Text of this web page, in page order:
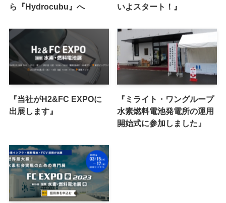
ら『Hydrocubu』へ
いよスタート！』
『当社がH2&FC EXPOに
出展します』
『ミライト・ワングループ
水素燃料電池発電所の運用
開始式に参加しました』